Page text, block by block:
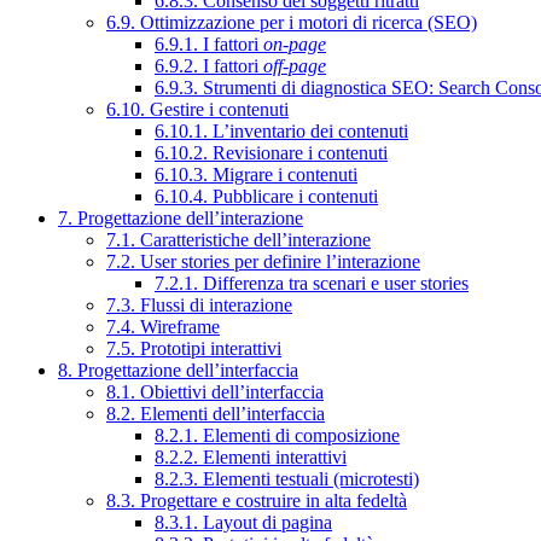
6.9. Ottimizzazione per i motori di ricerca (SEO)
6.9.1. I fattori on-page
6.9.2. I fattori off-page
6.9.3. Strumenti di diagnostica SEO: Search
6.10. Gestire i contenuti
6.10.1. L’inventario dei contenuti
6.10.2. Revisionare i contenuti
6.10.3. Migrare i contenuti
6.10.4. Pubblicare i contenuti
7. Progettazione dell’interazione
7.1. Caratteristiche dell’interazione
7.2. User stories per definire l’interazione
7.2.1. Differenza tra scenari e user stories
7.3. Flussi di interazione
7.4. Wireframe
7.5. Prototipi interattivi
8. Progettazione dell’interfaccia
8.1. Obiettivi dell’interfaccia
8.2. Elementi dell’interfaccia
8.2.1. Elementi di composizione
8.2.2. Elementi interattivi
8.2.3. Elementi testuali (microtesti)
8.3. Progettare e costruire in alta fedeltà
8.3.1. Layout di pagina